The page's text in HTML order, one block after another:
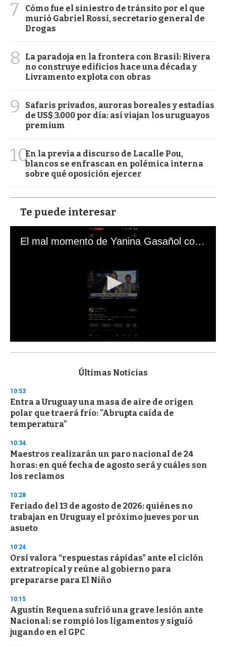
7
Cómo fue el siniestro de tránsito por el que
murió Gabriel Rossi, secretario general de
Drogas
8
La paradoja en la frontera con Brasil: Rivera
no construye edificios hace una década y
Livramento explota con obras
9
Safaris privados, auroras boreales y estadías
de US$ 3.000 por día: así viajan los uruguayos
premium
10En la previa a discurso de Lacalle Pou,
blancos se enfrascan en polémica interna
sobre qué oposición ejercer
Te puede interesar
El mal momento de Yanina Gasañol con un hincha argentino en "Subrayado"
s
d
s
o
f
3
s
e
c
o
n
Últimas Noticias
10:53
Entra a Uruguay una masa de aire de origen
polar que traerá frío: "Abrupta caída de
temperatura"
10:34
Maestros realizarán un paro nacional de 24
horas: en qué fecha de agosto será y cuáles son
los reclamos
10:28
Feriado del 13 de agosto de 2026: quiénes no
trabajan en Uruguay el próximo jueves por un
asueto
10:24
Orsi valora “respuestas rápidas” ante el ciclón
extratropical y reúne al gobierno para
prepararse para El Niño
10:15
Agustín Requena sufrió una grave lesión ante
Nacional: se rompió los ligamentos y siguió
jugando en el GPC